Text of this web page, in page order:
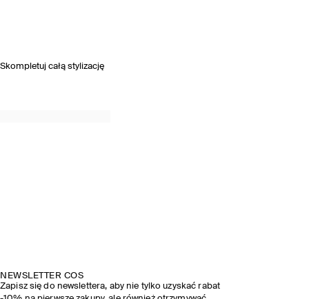
Skompletuj całą stylizację
NEWSLETTER COS
Zapisz się do newslettera, aby nie tylko uzyskać rabat